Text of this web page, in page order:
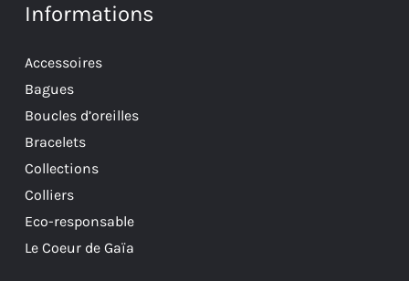
Informations
Accessoires
Bagues
Boucles d’oreilles
Bracelets
Collections
Colliers
Eco-responsable
Le Coeur de Gaïa